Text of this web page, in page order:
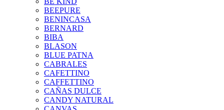
BEEPURE
BENINCASA
BERNARD
BIBA
BLASON
BLUE PATNA
CABRALES
CAFETTINO
CAFFETTINO
CAÑAS DULCE
CANDY NATURAL